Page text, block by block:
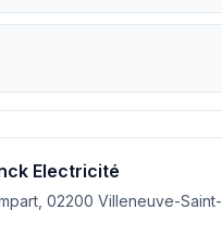
Electricité
02200 Villeneuve-Saint-